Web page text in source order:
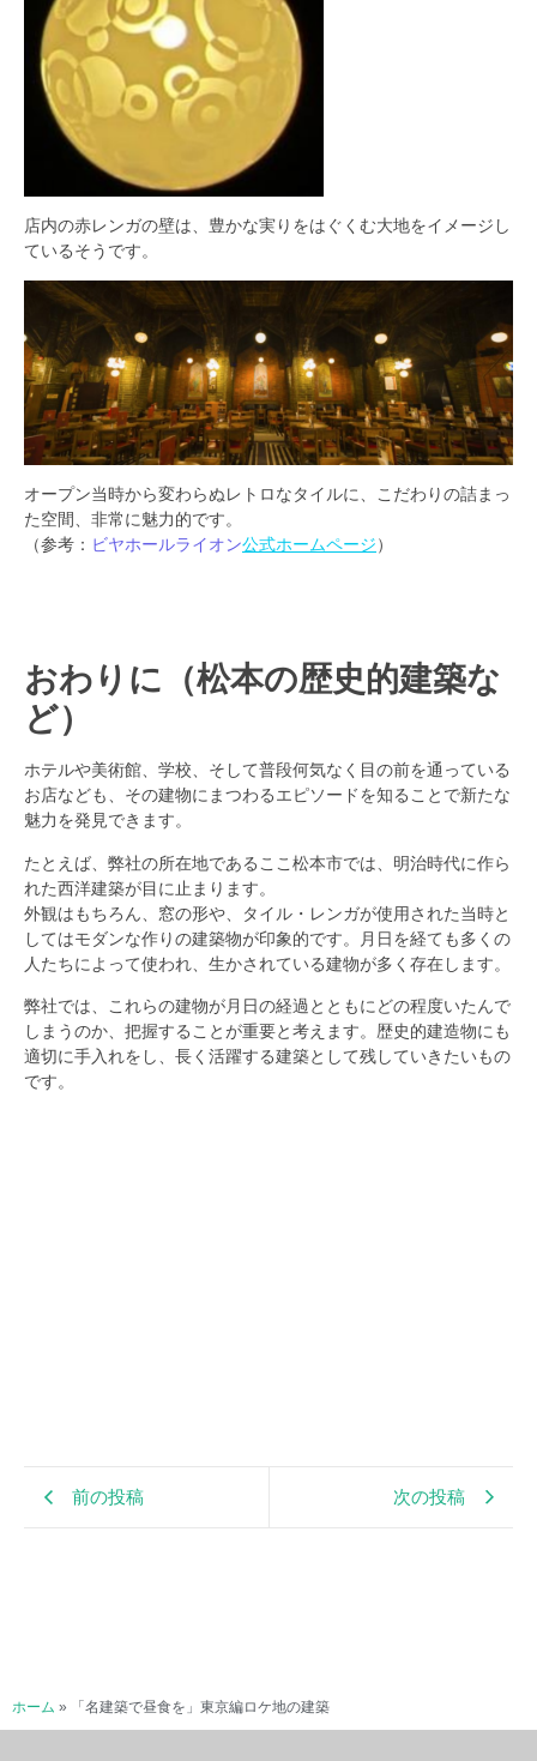
店内の赤レンガの壁は、豊かな実りをはぐくむ大地をイメージし
ているそうです。
オープン当時から変わらぬレトロなタイルに、こだわりの詰まっ
た空間、非常に魅力的です。
（参考： ビヤホールライオン公式ホームページ）
おわりに（松本の歴史的建築な
ど）
ホテルや美術館、学校、そして普段何気なく目の前を通っている
お店なども、その建物にまつわるエピソードを知ることで新たな
魅力を発見できます。
たとえば、弊社の所在地であるここ松本市では、明治時代に作ら
れた西洋建築が目に止まります。
外観はもちろん、窓の形や、タイル・レンガが使用された当時と
してはモダンな作りの建築物が印象的です。月日を経ても多くの
人たちによって使われ、生かされている建物が多く存在します。
弊社では、これらの建物が月日の経過とともにどの程度いたんで
しまうのか、把握することが重要と考えます。歴史的建造物にも
適切に手入れをし、長く活躍する建築として残していきたいもの
です。
前の投稿 次の投稿
ホーム » 「名建築で昼食を」東京編ロケ地の建築